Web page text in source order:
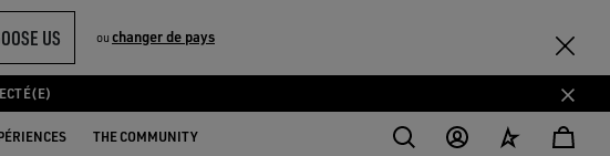
US ou changer de pays
THE COMMUNITY